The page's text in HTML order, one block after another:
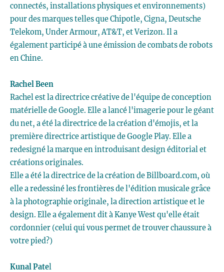
connectés, installations physiques et environnements)
pour des marques telles que Chipotle, Cigna, Deutsche
Telekom, Under Armour, AT&T, et Verizon. Il a
également participé à une émission de combats de robots
en Chine.
Rachel Been
Rachel est la directrice créative de l'équipe de conception
matérielle de Google. Elle a lancé l'imagerie pour le géant
du net, a été la directrice de la création d'émojis, et la
première directrice artistique de Google Play. Elle a
redesigné la marque en introduisant design éditorial et
créations originales.
Elle a été la directrice de la création de Billboard.com, où
elle a redessiné les frontières de l'édition musicale grâce
à la photographie originale, la direction artistique et le
design. Elle a également dit à Kanye West qu'elle était
cordonnier (celui qui vous permet de trouver chaussure à
votre pied?)
Kunal Patel